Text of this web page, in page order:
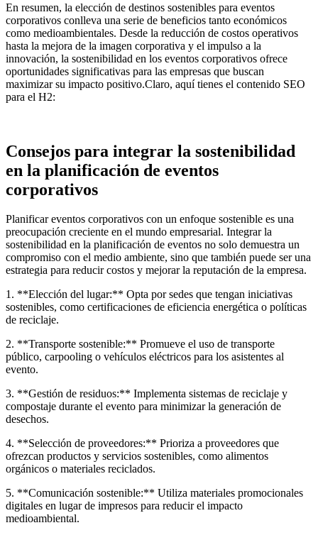
En resumen, la elección de destinos sostenibles para eventos
corporativos conlleva una serie de beneficios tanto económicos
como medioambientales. Desde la reducción de costos operativos
hasta la mejora de la imagen corporativa y el impulso a la
innovación, la sostenibilidad en los eventos corporativos ofrece
oportunidades significativas para las empresas que buscan
maximizar su impacto positivo.Claro, aquí tienes el contenido SEO
para el H2:
Consejos para integrar la sostenibilidad
en la planificación de eventos
corporativos
Planificar eventos corporativos con un enfoque sostenible es una
preocupación creciente en el mundo empresarial. Integrar la
sostenibilidad en la planificación de eventos no solo demuestra un
compromiso con el medio ambiente, sino que también puede ser una
estrategia para reducir costos y mejorar la reputación de la empresa.
1. **Elección del lugar:** Opta por sedes que tengan iniciativas
sostenibles, como certificaciones de eficiencia energética o políticas
de reciclaje.
2. **Transporte sostenible:** Promueve el uso de transporte
público, carpooling o vehículos eléctricos para los asistentes al
evento.
3. **Gestión de residuos:** Implementa sistemas de reciclaje y
compostaje durante el evento para minimizar la generación de
desechos.
4. **Selección de proveedores:** Prioriza a proveedores que
ofrezcan productos y servicios sostenibles, como alimentos
orgánicos o materiales reciclados.
5. **Comunicación sostenible:** Utiliza materiales promocionales
digitales en lugar de impresos para reducir el impacto
medioambiental.